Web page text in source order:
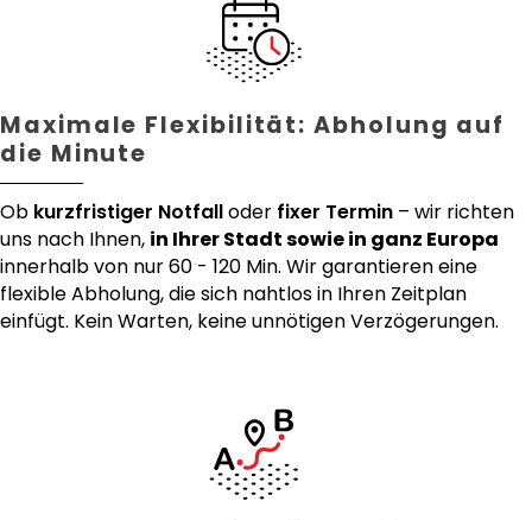
Maximale Flexibilität: Abholung auf
die Minute
Ob kurzfristiger Notfalloder fixer Termin – wir richten
uns nach Ihnen, in Ihrer Stadt sowie in ganz Europa
innerhalb von nur 60 - 120 Min. Wir garantieren eine
flexible Abholung, die sich nahtlos in Ihren Zeitplan
einfügt. Kein Warten, keine unnötigen Verzögerungen.